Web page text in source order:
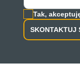
Tak,
SKONTAKTUJ